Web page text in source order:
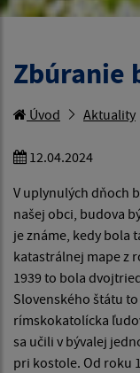
Zbúranie
Úvod Aktuality
12.04.2024
V uplynulých dňoch
našej obci, budova
je známe, kedy bola
katastrálnej mape z
1939 to bola
Slovenského štátu
rímskokatolícka
sa učili v bývalej
pri kostole. Od roku